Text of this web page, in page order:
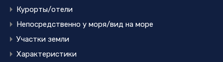
Курорты/отели
Непосредственно у моря/вид на море
Участки земли
Характеристики